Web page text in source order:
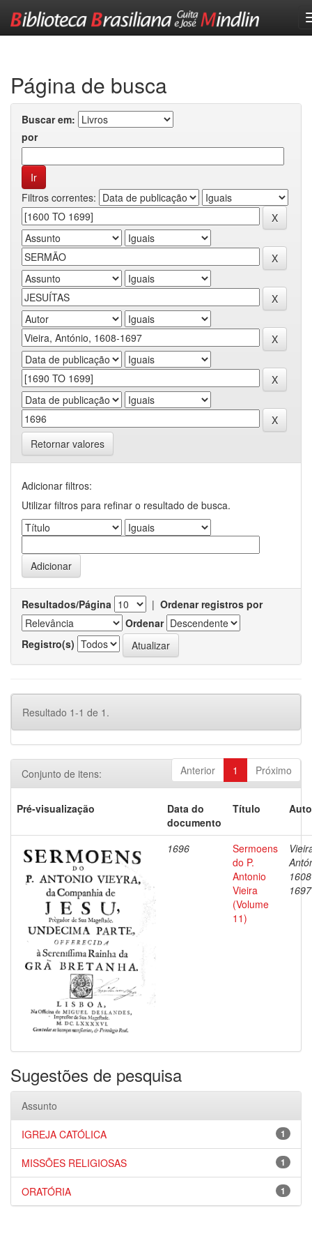
Página de busca
Buscar em:
por
Filtros correntes:
Retornar valores
Adicionar filtros:
Utilizar filtros para refinar o resultado de busca.
Resultados/Página | Ordenar registros por
Ordenar
Registro(s)
Resultado 1-1 de 1.
Anterior 1 Próximo
Conjunto de itens:
Pré-visualização
Data do
documento
Título
1696
Sermoens
do P.
Antonio
Vieira
(Volume
11)
1697
Sugestões de pesquisa
Assunto
1
IGREJA CATÓLICA
1
MISSÕES RELIGIOSAS
1
ORATÓRIA